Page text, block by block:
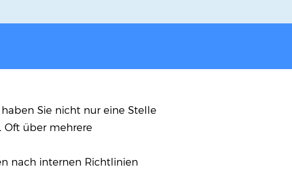
Sie nicht nur eine Stelle
Oft über mehrere
nach internen Richtlinien